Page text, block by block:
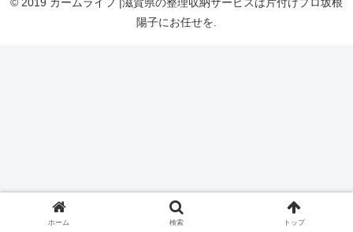
陽子にお任せを.
ホーム 検索 トップ